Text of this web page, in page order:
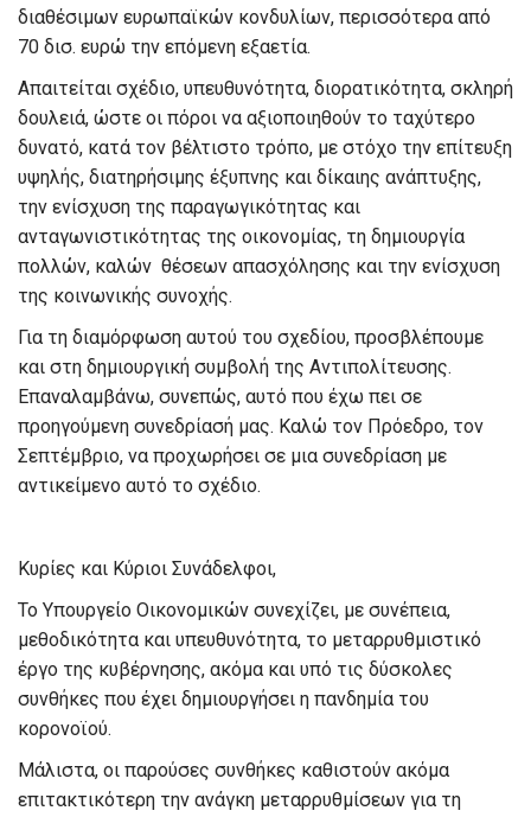
διαθέσιμων ευρωπαϊκών κονδυλίων, περισσότερα από
70 δισ. ευρώ την επόμενη εξαετία.
Απαιτείται σχέδιο, υπευθυνότητα, διορατικότητα, σκληρή
δουλειά, ώστε οι πόροι να αξιοποιηθούν το ταχύτερο
δυνατό, κατά τον βέλτιστο τρόπο, με στόχο την επίτευξη
υψηλής, διατηρήσιμης έξυπνης και δίκαιης ανάπτυξης,
την ενίσχυση της παραγωγικότητας και
ανταγωνιστικότητας της οικονομίας, τη δημιουργία
πολλών, καλών θέσεων απασχόλησης και την ενίσχυση
της κοινωνικής συνοχής.
Για τη διαμόρφωση αυτού του σχεδίου, προσβλέπουμε
και στη δημιουργική συμβολή της Αντιπολίτευσης.
Επαναλαμβάνω, συνεπώς, αυτό που έχω πει σε
προηγούμενη συνεδρίασή μας. Καλώ τον Πρόεδρο, τον
Σεπτέμβριο, να προχωρήσει σε μια συνεδρίαση με
αντικείμενο αυτό το σχέδιο.
Κυρίες και Κύριοι Συνάδελφοι,
Το Υπουργείο Οικονομικών συνεχίζει, με συνέπεια,
μεθοδικότητα και υπευθυνότητα, το μεταρρυθμιστικό
έργο της κυβέρνησης, ακόμα και υπό τις δύσκολες
συνθήκες που έχει δημιουργήσει η πανδημία του
κορονοϊού.
Μάλιστα, οι παρούσες συνθήκες καθιστούν ακόμα
επιτακτικότερη την ανάγκη μεταρρυθμίσεων για τη